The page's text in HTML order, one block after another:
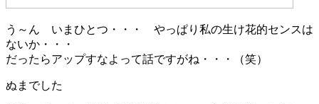
う～ん いまひとつ・・・ やっぱり私の生け花的センスは
ないか・・・
だったらアップすなよって話ですがね・・・（笑）
ぬまでした